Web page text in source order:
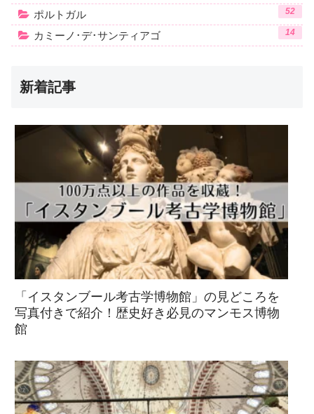
ポルトガル 52
カミーノ･デ･サンティアゴ 14
新着記事
「イスタンブール考古学博物館」の見どころを
写真付きで紹介！歴史好き必見のマンモス博物
館